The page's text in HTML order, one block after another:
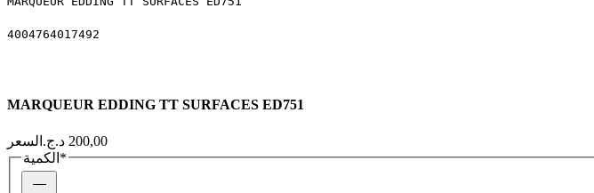
4004764017492
MARQUEUR EDDING TT SURFACES ED751
السعر
الكمية *